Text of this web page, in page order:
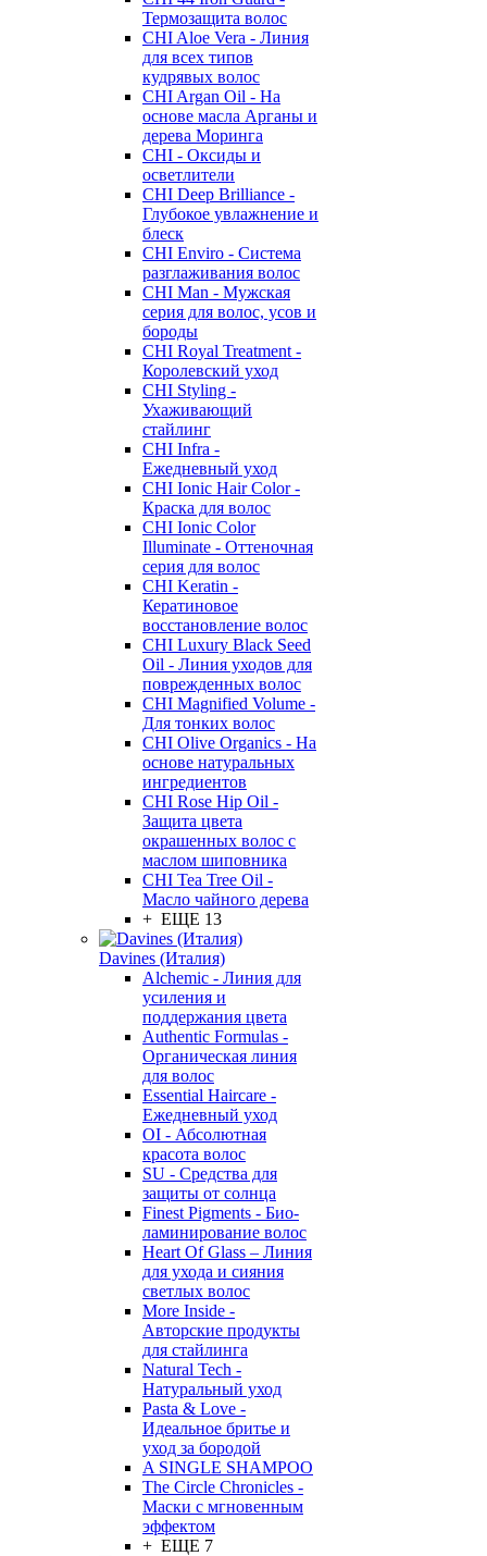
Термозащита волос
CHI Aloe Vera - Линия
для всех типов
кудрявых волос
CHI Argan Oil - На
основе масла Арганы и
дерева Моринга
CHI - Оксиды и
осветлители
CHI Deep Brilliance -
Глубокое увлажнение и
блеск
CHI Enviro - Система
разглаживания волос
CHI Man - Мужская
серия для волос, усов и
бороды
CHI Royal Treatment -
Королевский уход
CHI Styling -
Ухаживающий
стайлинг
CHI Infra -
Ежедневный уход
CHI Ionic Hair Color -
Краска для волос
CHI Ionic Color
Illuminate - Оттеночная
серия для волос
CHI Keratin -
Кератиновое
восстановление волос
CHI Luxury Black Seed
Oil - Линия уходов для
поврежденных волос
CHI Magnified Volume -
Для тонких волос
CHI Olive Organics - На
основе натуральных
ингредиентов
CHI Rose Hip Oil -
Защита цвета
окрашенных волос с
маслом шиповника
CHI Tea Tree Oil -
Масло чайного дерева
+ ЕЩЕ 13
Davines (Италия)
Alchemic - Линия для
усиления и
поддержания цвета
Authentic Formulas -
Органическая линия
для волос
Essential Haircare -
Eжедневный уход
OI - Абсолютная
красота волос
SU - Средства для
защиты от солнца
Finest Pigments - Био-
ламинирование волос
Heart Of Glass – Линия
для ухода и сияния
светлых волос
More Inside -
Авторские продукты
для стайлинга
Natural Tech -
Натуральный уход
Pasta & Love -
Идеальное бритье и
уход за бородой
A SINGLE SHAMPOO
The Circle Chronicles -
Маски с мгновенным
эффектом
+ ЕЩЕ 7